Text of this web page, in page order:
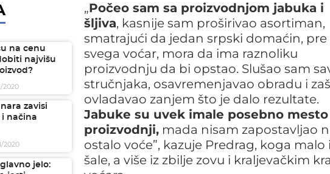
na cenu
najvišu
2020
zavisi
i načina
2020
jelo:
„Počeo sam sa proizvodnjom jabuka i
šljiva, kasnije sam proširivao asortiman,
smatrajući da jedan srpski domaćin, pre
svega voćar, mora da ima raznoliku
proizvodnju da bi opstao. Slušao sam
stručnjaka, osavremenjavao obradu i
ovladavao zanjem što je dalo rezultate.
Jabuke su uvek imale posebno
proizvodnji,mada nisam zapostavljao
ostalo voće”, kazuje Predrag, koga malo
šale, a više iz zbilje zovu i kraljevačkim